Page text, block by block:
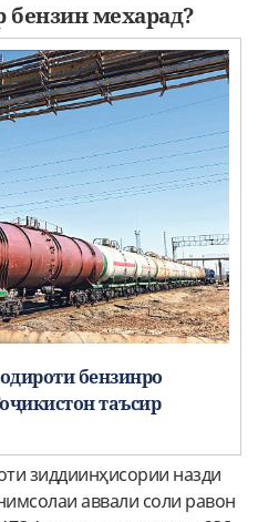
бензин мехарад?
бензинро
таъсир
зиддиинҳисории назди
аввали соли равон